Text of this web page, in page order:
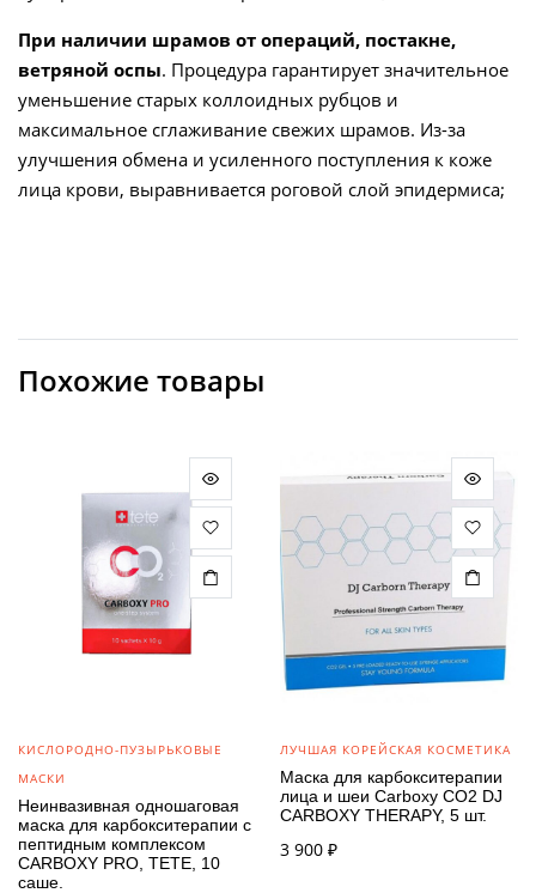
При наличии шрамов от операций, постакне,
ветряной оспы. Процедура гарантирует значительное
уменьшение старых коллоидных рубцов и
максимальное сглаживание свежих шрамов. Из-за
улучшения обмена и усиленного поступления к коже
лица крови, выравнивается роговой слой эпидермиса;
Похожие товары
КИСЛОРОДНО-ПУЗЫРЬКОВЫЕ
МАСКИ
Неинвазивная одношаговая
маска для карбокситерапии с
пептидным комплексом
CARBOXY PRO, TETE, 10
саше.
ЛУЧШАЯ КОРЕЙСКАЯ КОСМЕТИКА
Маска для карбокситерапии
лица и шеи Carboxy CO2 DJ
CARBOXY THERAPY, 5 шт.
3 900 ₽